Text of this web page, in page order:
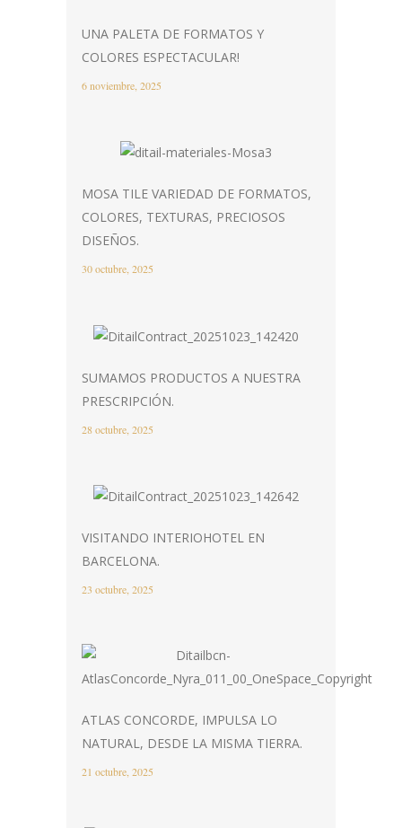
UNA PALETA DE FORMATOS Y
COLORES ESPECTACULAR!
6 noviembre, 2025
MOSA TILE VARIEDAD DE FORMATOS,
COLORES, TEXTURAS, PRECIOSOS
DISEÑOS.
30 octubre, 2025
SUMAMOS PRODUCTOS A NUESTRA
PRESCRIPCIÓN.
28 octubre, 2025
VISITANDO INTERIOHOTEL EN
BARCELONA.
23 octubre, 2025
ATLAS CONCORDE, IMPULSA LO
NATURAL, DESDE LA MISMA TIERRA.
21 octubre, 2025